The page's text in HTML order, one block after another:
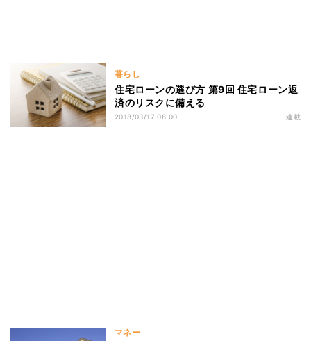
暮らし
住宅ローンの選び方 第9回 住宅ローン返
済のリスクに備える
2018/03/17 08:00 連載
マネー